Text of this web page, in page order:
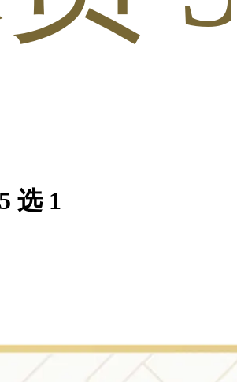
选 1